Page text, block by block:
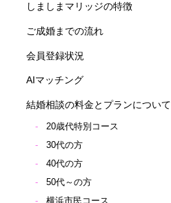
しましまマリッジの特徴
ご成婚までの流れ
会員登録状況
AIマッチング
結婚相談の料金とプランについて
20歳代特別コース
30代の方
40代の方
50代～の方
横浜市民コース